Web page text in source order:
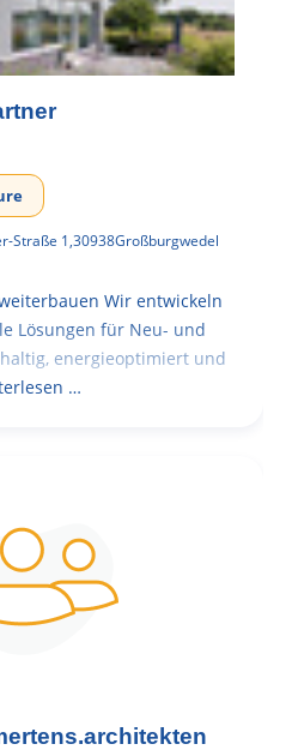
Straße 1,30938Großburgwedel
Wir entwickeln
Lösungen für Neu- und
energieoptimiert und
…